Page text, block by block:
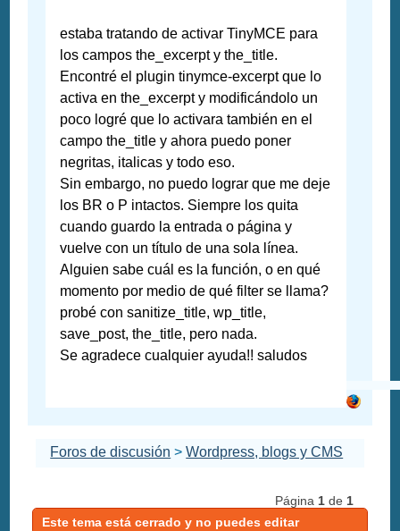
estaba tratando de activar TinyMCE para
los campos the_excerpt y the_title.
Encontré el plugin tinymce-excerpt que lo
activa en the_excerpt y modificándolo un
poco logré que lo activara también en el
campo the_title y ahora puedo poner
negritas, italicas y todo eso.
Sin embargo, no puedo lograr que me deje
los BR o P intactos. Siempre los quita
cuando guardo la entrada o página y
vuelve con un título de una sola línea.
Alguien sabe cuál es la función, o en qué
momento por medio de qué filter se llama?
probé con sanitize_title, wp_title,
save_post, the_title, pero nada.
Se agradece cualquier ayuda!! saludos
Foros de discusión >Wordpress, blogs y CMS
Página 1de 1
Este tema está cerrado y no puedes editar